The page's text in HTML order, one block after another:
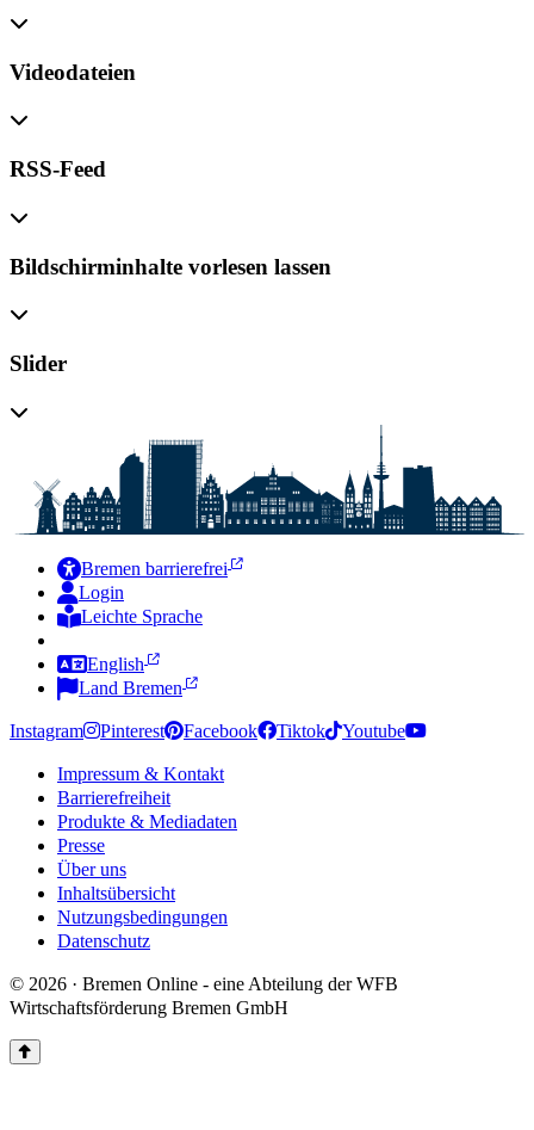
Videodateien
RSS-Feed
Bildschirminhalte vorlesen lassen
Slider
Bremen barrierefrei
Login
Leichte Sprache
English
Land Bremen
Instagram Pinterest Facebook Tiktok Youtube
Impressum & Kontakt
Barrierefreiheit
Produkte & Mediadaten
Presse
Über uns
Inhaltsübersicht
Nutzungsbedingungen
Datenschutz
© 2026 · Bremen Online - eine Abteilung der WFB
Wirtschaftsförderung Bremen GmbH